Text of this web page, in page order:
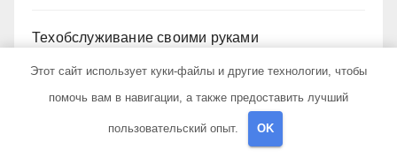
Техобслуживание своими руками
Этот сайт использует куки-файлы и другие технологии, чтобы
помочь вам в навигации, а также предоставить лучший
пользовательский опыт. OK